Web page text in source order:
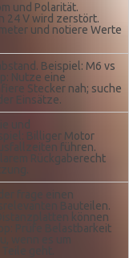
und Polarität.
24 V wird zerstört.
und notiere Werte
Beispiel: M6 vs
Nutze eine
Stecker nah; suche
Einsätze.
und
Billiger Motor
führen.
Rückgaberecht
frage einen
Bauteilen.
können
Prüfe Belastbarkeit
wenn es um
geht.